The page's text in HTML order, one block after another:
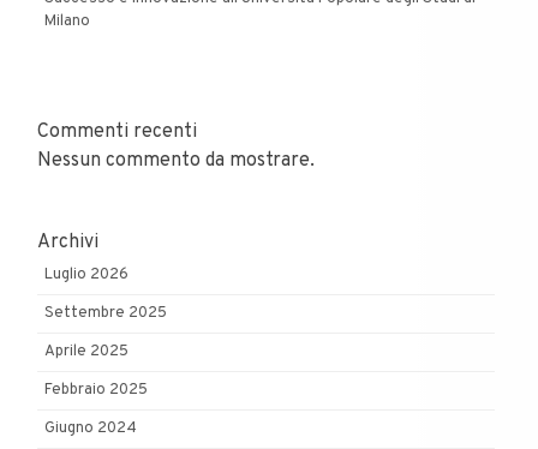
Milano
Commenti recenti
Nessun commento da mostrare.
Archivi
Luglio 2026
Settembre 2025
Aprile 2025
Febbraio 2025
Giugno 2024